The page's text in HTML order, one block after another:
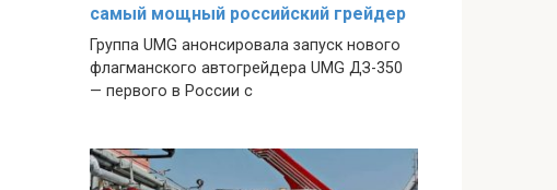
самый мощный российский грейдер
Группа UMG анонсировала запуск нового
флагманского автогрейдера UMG ДЗ-350
— первого в России с